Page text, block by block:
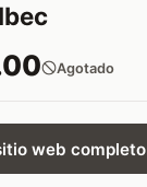
Agotado
web completo